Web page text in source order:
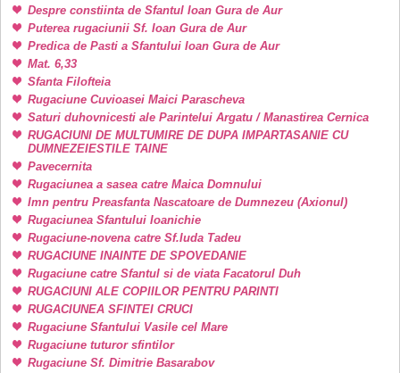
Despre constiinta de Sfantul Ioan Gura de Aur
Puterea rugaciunii Sf. Ioan Gura de Aur
Predica de Pasti a Sfantului Ioan Gura de Aur
Mat. 6,33
Sfanta Filofteia
Rugaciune Cuvioasei Maici Parascheva
Saturi duhovnicesti ale Parintelui Argatu / Manastirea Cernica
RUGACIUNI DE MULTUMIRE DE DUPA IMPARTASANIE CU
DUMNEZEIESTILE TAINE
Pavecernita
Rugaciunea a sasea catre Maica Domnului
Imn pentru Preasfanta Nascatoare de Dumnezeu (Axionul)
Rugaciunea Sfantului Ioanichie
Rugaciune-novena catre Sf.Iuda Tadeu
RUGACIUNE INAINTE DE SPOVEDANIE
Rugaciune catre Sfantul si de viata Facatorul Duh
RUGACIUNI ALE COPIILOR PENTRU PARINTI
RUGACIUNEA SFINTEI CRUCI
Rugaciune Sfantului Vasile cel Mare
Rugaciune tuturor sfintilor
Rugaciune Sf. Dimitrie Basarabov